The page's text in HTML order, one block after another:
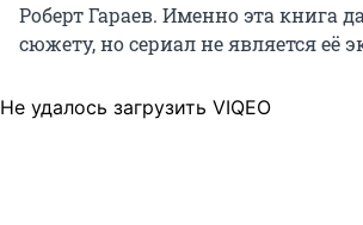
Роберт Гараев. Именно эта книга
сюжету, но сериал не является её
Не удалось загрузить VIQEO